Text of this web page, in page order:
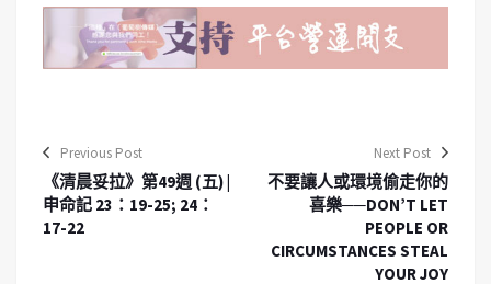
Previous Post
《清晨妥拉》第49週 (五) |
申命記 23：19-25; 24：
17-22
Next Post
不要讓人或環境偷走你的
喜樂──DON’T LET
PEOPLE OR
CIRCUMSTANCES STEAL
YOUR JOY